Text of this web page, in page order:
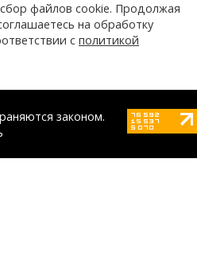
файлов cookie. Продолжая
на обработку
с политикой
законом.